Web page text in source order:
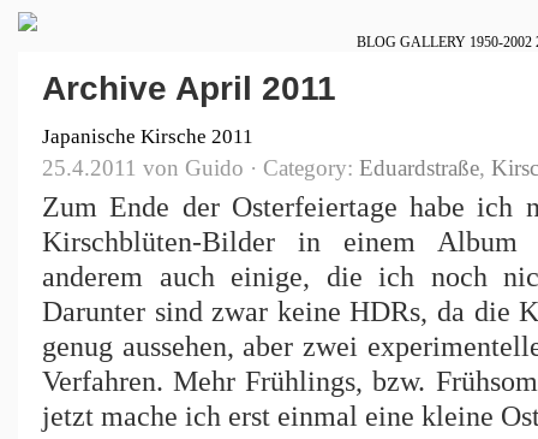
BLOG GALLERY 1950-2002
Archive April 2011
Japanische Kirsche 2011
25.4.2011 von Guido · Category: Eduardstraße,
Zum Ende der Osterfeiertage habe ich
Kirschblüten-Bilder in einem Album
anderem auch einige, die ich noch
Darunter sind zwar keine HDRs, da die
genug aussehen, aber zwei
Verfahren. Mehr Frühlings, bzw.
jetzt mache ich erst einmal eine kleine